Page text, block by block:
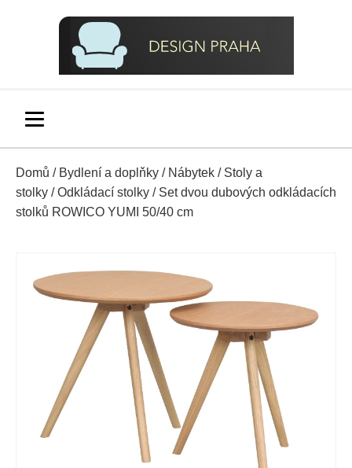
Domů / Bydlení a doplňky / Nábytek / Stoly a
stolky /Odkládací stolky / Set dvou dubových odkládacích
stolků ROWICO YUMI 50/40 cm